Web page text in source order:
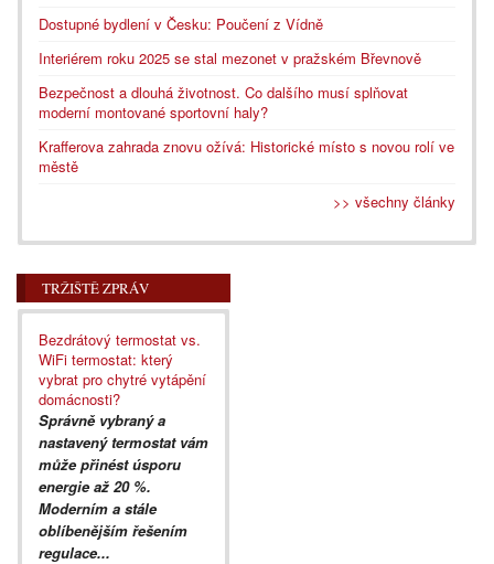
Dostupné bydlení v Česku: Poučení z Vídně
Interiérem roku 2025 se stal mezonet v pražském Břevnově
Bezpečnost a dlouhá životnost. Co dalšího musí splňovat
moderní montované sportovní haly?
Krafferova zahrada znovu ožívá: Historické místo s novou rolí ve
městě
>> všechny články
TRŽIŠTĚ ZPRÁV
Bezdrátový termostat vs.
WiFi termostat: který
vybrat pro chytré vytápění
domácnosti?
Správně vybraný a
nastavený termostat vám
může přinést úsporu
energie až 20 %.
Moderním a stále
oblíbenějším řešením
regulace...